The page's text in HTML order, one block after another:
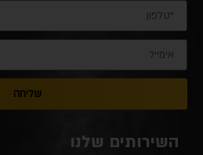
שליחה
השירותים שלנו